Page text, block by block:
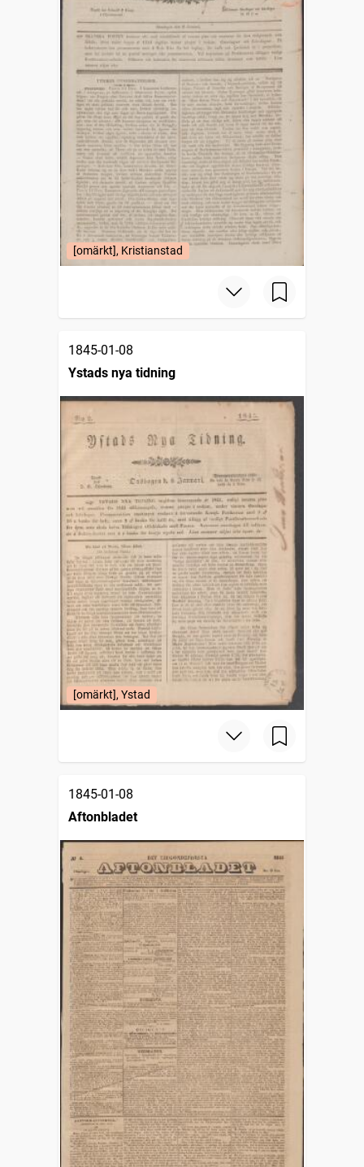
[omärkt], Kristianstad
1845-01-08
Ystads nya tidning
[omärkt], Ystad
1845-01-08
Aftonbladet